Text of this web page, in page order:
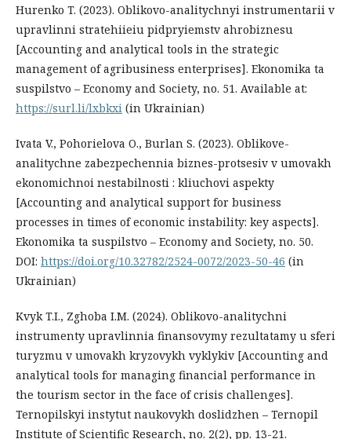
Hurenko T. (2023). Oblikovo-analitychnyi instrumentarii v
upravlinni stratehiieiu pidpryiemstv ahrobiznesu
[Accounting and analytical tools in the strategic
management of agribusiness enterprises]. Ekonomika ta
suspilstvo – Economy and Society, no. 51. Available at:
https://surl.li/lxbkxi (in Ukrainian)
Ivata V., Pohorielova O., Burlan S. (2023). Oblikove-
analitychne zabezpechennia biznes-protsesiv v umovakh
ekonomichnoi nestabilnosti : kliuchovi aspekty
[Accounting and analytical support for business
processes in times of economic instability: key aspects].
Ekonomika ta suspilstvo – Economy and Society, no. 50.
DOI: https://doi.org/10.32782/2524-0072/2023-50-46 (in
Ukrainian)
Kvyk T.I., Zghoba I.M. (2024). Oblikovo-analitychni
instrumenty upravlinnia finansovymy rezultatamy u sferi
turyzmu v umovakh kryzovykh vyklykiv [Accounting and
analytical tools for managing financial performance in
the tourism sector in the face of crisis challenges].
Ternopilskyi instytut naukovykh doslidzhen – Ternopil
Institute of Scientific Research, no. 2(2), рр. 13-21.